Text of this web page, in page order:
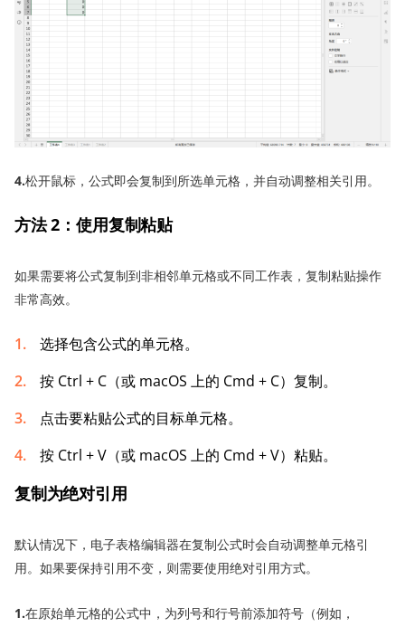
4.松开鼠标，公式即会复制到所选单元格，并自动调整相关引用。
方法 2：使用复制粘贴
如果需要将公式复制到非相邻单元格或不同工作表，复制粘贴操作
非常高效。
选择包含公式的单元格。
按 Ctrl + C（或 macOS 上的 Cmd + C）复制。
点击要粘贴公式的目标单元格。
按 Ctrl + V（或 macOS 上的 Cmd + V）粘贴。
复制为绝对引用
默认情况下，电子表格编辑器在复制公式时会自动调整单元格引
用。如果要保持引用不变，则需要使用绝对引用方式。
1.在原始单元格的公式中，为列号和行号前添加符号（例如，